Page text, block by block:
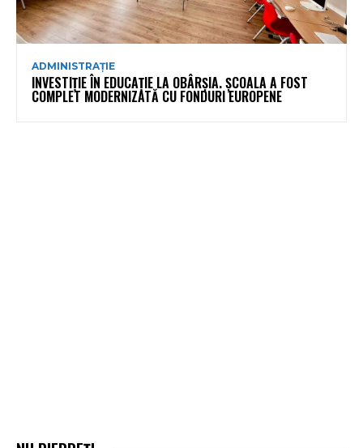
ADMINISTRAȚIE
INVESTIȚIE ÎN EDUCAȚIE LA OBÂRȘIA. ȘCOALA A FOST
COMPLET MODERNIZATĂ CU FONDURI EUROPENE